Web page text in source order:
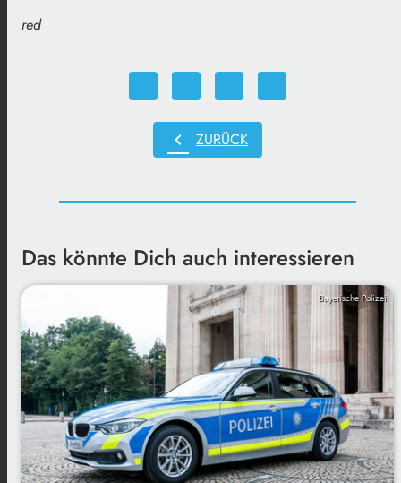
red
chevron_left ZURÜCK
Das könnte Dich auch interessieren
Bayerische Polizei